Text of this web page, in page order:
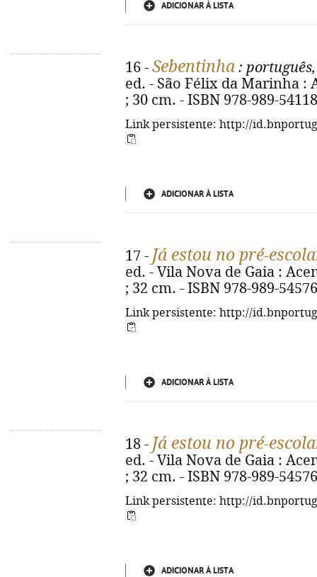
ADICIONAR À LISTA
16 - Sebentinha :
ed. - São Félix da Marinha :
; 30 cm. - ISBN 978-989-
Link persistente: http://
ADICIONAR À LISTA
17 - Já estou no pré-
ed. - Vila Nova de Gaia :
; 32 cm. - ISBN 978-989-
Link persistente: http://
ADICIONAR À LISTA
18 - Já estou no pré-
ed. - Vila Nova de Gaia :
; 32 cm. - ISBN 978-989-
Link persistente: http://
ADICIONAR À LISTA